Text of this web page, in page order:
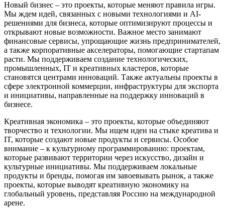
Новый бизнес – это проекты, которые меняют правила игры.
Мы ждем идей, связанных с новыми технологиями и AI-
решениями для бизнеса, которые оптимизируют процессы и
открывают новые возможности. Важное место занимают
финансовые сервисы, упрощающие жизнь предпринимателей,
а также корпоративные акселераторы, помогающие стартапам
расти. Мы поддерживаем создание технологических,
промышленных, IT и креативных кластеров, которые
становятся центрами инноваций. Также актуальны проекты в
сфере электронной коммерции, инфраструктуры для экспорта
и инициативы, направленные на поддержку инноваций в
бизнесе.
Креативная экономика – это проекты, которые объединяют
творчество и технологии. Мы ищем идеи на стыке креатива и
IT, которые создают новые продукты и сервисы. Особое
внимание – к культурному программированию: проектам,
которые развивают территории через искусство, дизайн и
культурные инициативы. Мы поддерживаем локальные
продукты и бренды, помогая им завоевывать рынок, а также
проекты, которые выводят креативную экономику на
глобальный уровень, представляя Россию на международной
арене.